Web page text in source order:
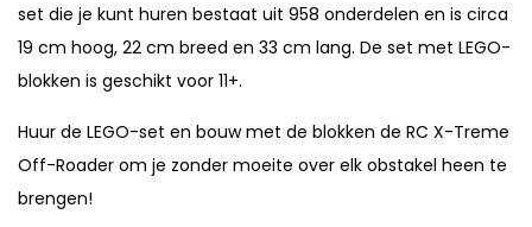
set die je kunt huren bestaat uit 958 onderdelen en is circa
19 cm hoog, 22 cm breed en 33 cm lang. De set met LEGO-
blokken is geschikt voor 11+.
Huur de LEGO-set en bouw met de blokken de RC X-Treme
Off-Roader om je zonder moeite over elk obstakel heen te
brengen!